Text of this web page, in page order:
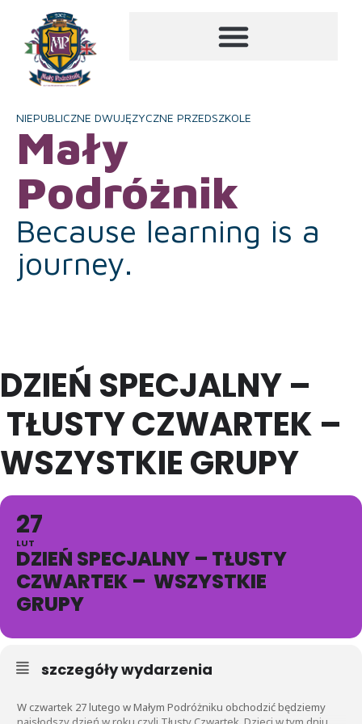
NIEPUBLICZNE DWUJĘZYCZNE PRZEDSZKOLE
Mały
Podróżnik
Because learning is a
journey.
DZIEŃ SPECJALNY –
TŁUSTY CZWARTEK –
WSZYSTKIE GRUPY
27
LUT
DZIEŃ SPECJALNY – TŁUSTY
CZWARTEK – WSZYSTKIE
GRUPY
szczegóły wydarzenia
W czwartek 27 lutego w Małym Podróżniku obchodzić będziemy